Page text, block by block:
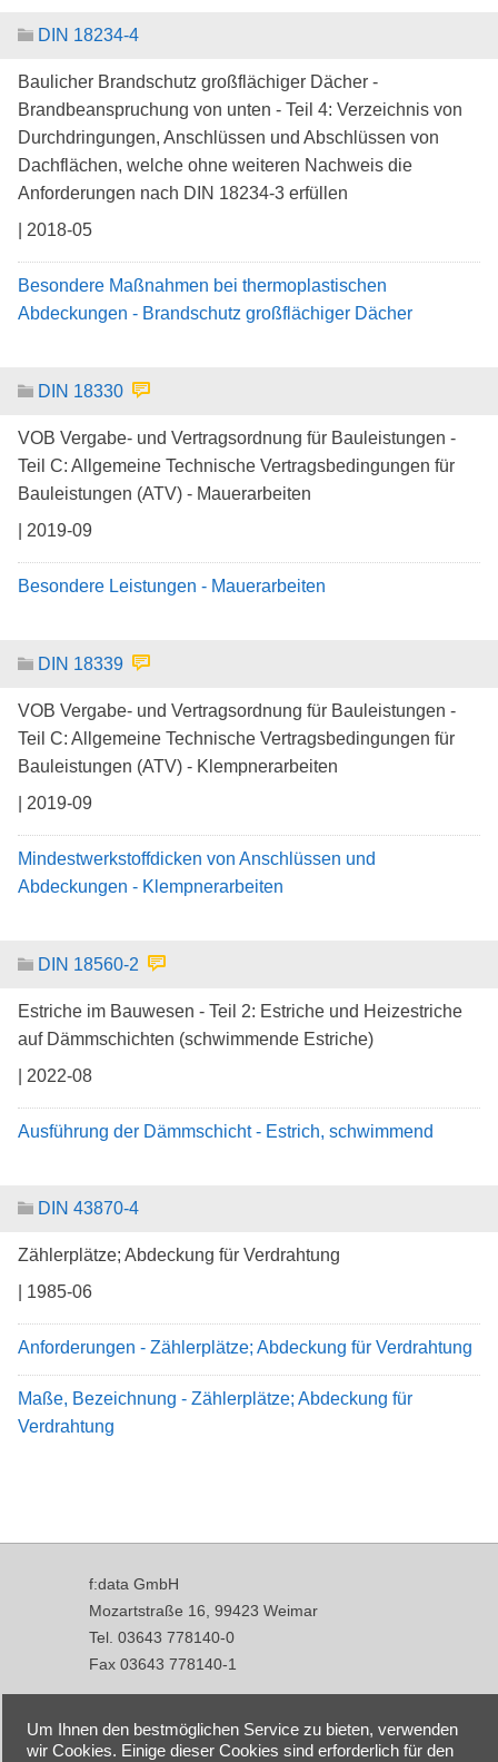
DIN 18234-4
Baulicher Brandschutz großflächiger Dächer -
Brandbeanspruchung von unten - Teil 4: Verzeichnis von
Durchdringungen, Anschlüssen und Abschlüssen von
Dachflächen, welche ohne weiteren Nachweis die
Anforderungen nach DIN 18234-3 erfüllen
| 2018-05
Besondere Maßnahmen bei thermoplastischen
Abdeckungen - Brandschutz großflächiger Dächer
DIN 18330
VOB Vergabe- und Vertragsordnung für Bauleistungen -
Teil C: Allgemeine Technische Vertragsbedingungen für
Bauleistungen (ATV) - Mauerarbeiten
| 2019-09
Besondere Leistungen - Mauerarbeiten
DIN 18339
VOB Vergabe- und Vertragsordnung für Bauleistungen -
Teil C: Allgemeine Technische Vertragsbedingungen für
Bauleistungen (ATV) - Klempnerarbeiten
| 2019-09
Mindestwerkstoffdicken von Anschlüssen und
Abdeckungen - Klempnerarbeiten
DIN 18560-2
Estriche im Bauwesen - Teil 2: Estriche und Heizestriche
auf Dämmschichten (schwimmende Estriche)
| 2022-08
Ausführung der Dämmschicht - Estrich, schwimmend
DIN 43870-4
Zählerplätze; Abdeckung für Verdrahtung
| 1985-06
Anforderungen - Zählerplätze; Abdeckung für Verdrahtung
Maße, Bezeichnung - Zählerplätze; Abdeckung für
Verdrahtung
f:data GmbH
Mozartstraße 16, 99423 Weimar
Tel. 03643 778140-0
Fax 03643 778140-1
info@fdata.de
Kontakt
Um Ihnen den bestmöglichen Service zu bieten, verwenden
wir Cookies. Einige dieser Cookies sind erforderlich für den